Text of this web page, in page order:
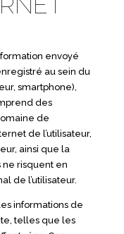
envoyé
au sein du
smartphone),
des
de
de l’utilisateur,
ainsi que la
ne risquent en
de l’utilisateur.
informations de
telles que les